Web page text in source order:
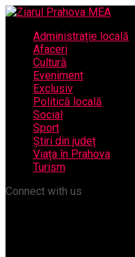
Administrație locală
Afaceri
Cultură
Eveniment
Exclusiv
Politică locală
Social
Sport
Știri din județ
Viața în Prahova
Turism
Connect with us